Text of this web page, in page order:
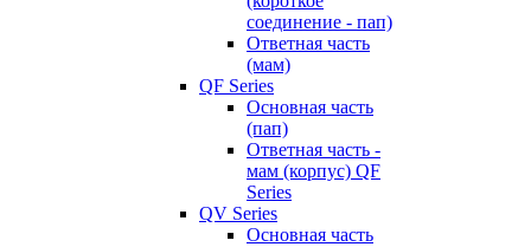
соединение - пап)
Ответная часть
(мам)
QF Series
Основная часть
(пап)
Ответная часть -
мам (корпус) QF
Series
QV Series
Основная часть